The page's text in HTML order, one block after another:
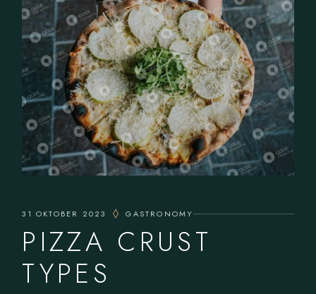
31 OKTOBER 2023 GASTRONOMY
PIZZA CRUST
TYPES